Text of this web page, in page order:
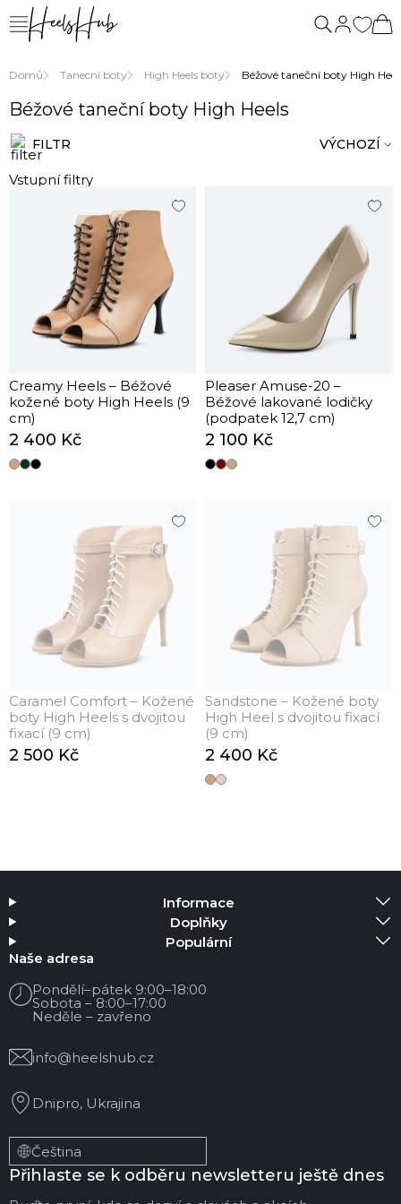
Domů Tanecní boty High Heels boty Béžové taneční boty High
Béžové taneční boty High Heels
FILTR VÝCHOZÍ
Vstupní filtry
Creamy Heels – Béžové
kožené boty High Heels (9
cm)
2 400 Kč
Pleaser Amuse-20 –
Béžové lakované lodičky
(podpatek 12,7 cm)
2 100 Kč
Caramel Comfort – Kožené
boty High Heels s dvojitou
fixací (9 cm)
2 500 Kč
Sandstone – Kožené boty
High Heel s dvojitou fixací
(9 cm)
2 400 Kč
Informace
Doplňky
Populární
Naše adresa
Pondělí–pátek 9:00–18:00
Sobota – 8:00–17:00
Neděle – zavřeno
info@heelshub.cz
Dnipro, Ukrajina
Čeština
Přihlaste se k odběru newsletteru ještě dnes